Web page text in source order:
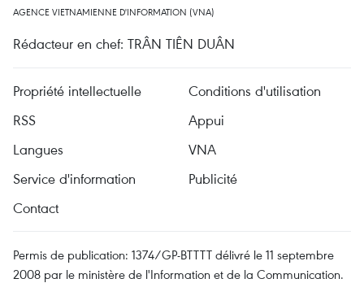
AGENCE VIETNAMIENNE D'INFORMATION (VNA)
Rédacteur en chef: TRÂN TIÊN DUÂN
Propriété intellectuelle
Conditions d'utilisation
RSS
Appui
Langues
VNA
Service d'information
Publicité
Contact
Permis de publication: 1374/GP-BTTTT délivré le 11 septembre
2008 par le ministère de l'Information et de la Communication.